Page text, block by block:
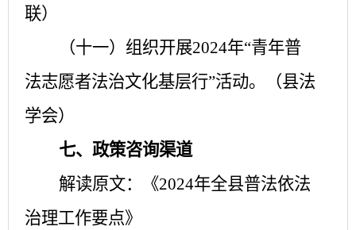
联）
（十一）组织开展2024年“青年普
法志愿者法治文化基层行”活动。（县法
学会）
七、政策咨询渠道
解读原文：《2024年全县普法依法
治理工作要点》